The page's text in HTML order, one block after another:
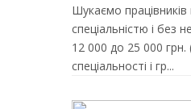
Шукаємо працівників
спеціальністю і без
12 000 до 25 000 грн.
спеціальності і гр...